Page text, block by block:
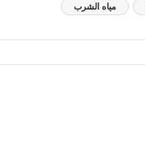
مياه الشرب